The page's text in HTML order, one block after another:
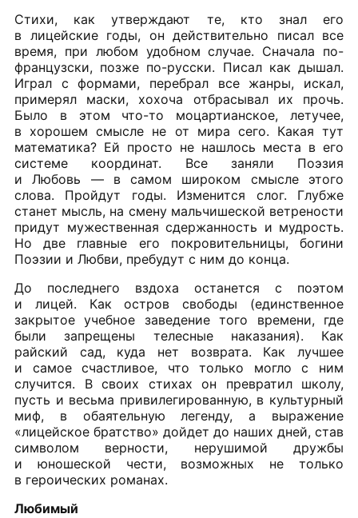
Стихи, как утверждают те, кто знал его
в лицейские годы, он действительно писал все
время, при любом удобном случае. Сначала по-
французски, позже по-русски. Писал как дышал.
Играл с формами, перебрал все жанры, искал,
примерял маски, хохоча отбрасывал их прочь.
Было в этом что-то моцартианское, летучее,
в хорошем смысле не от мира сего. Какая тут
математика? Ей просто не нашлось места в его
системе координат. Все заняли Поэзия
и Любовь — в самом широком смысле этого
слова. Пройдут годы. Изменится слог. Глубже
станет мысль, на смену мальчишеской ветрености
придут мужественная сдержанность и мудрость.
Но две главные его покровительницы, богини
Поэзии и Любви, пребудут с ним до конца.
До последнего вздоха останется с поэтом
и лицей. Как остров свободы (единственное
закрытое учебное заведение того времени, где
были запрещены телесные наказания). Как
райский сад, куда нет возврата. Как лучшее
и самое счастливое, что только могло с ним
случится. В своих стихах он превратил школу,
пусть и весьма привилегированную, в культурный
миф, в обаятельную легенду, а выражение
«лицейское братство» дойдет до наших дней, став
символом верности, нерушимой дружбы
и юношеской чести, возможных не только
в героических романах.
Любимый